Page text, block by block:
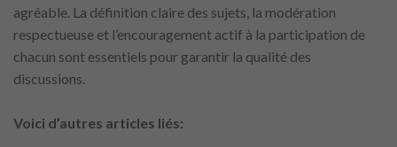
agréable. La définition claire des sujets, la modération
respectueuse et l’encouragement actif à la participation de
chacun sont essentiels pour garantir la qualité des
discussions.
Voici d’autres articles liés: